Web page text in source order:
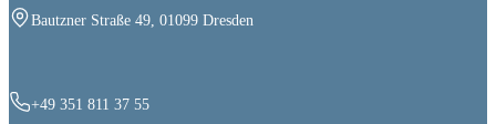
Bautzner Straße 49, 01099 Dresden
+49 351 811 37 55